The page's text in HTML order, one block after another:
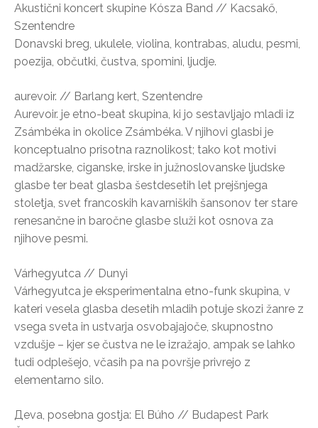
Akustični koncert skupine Kósza Band // Kacsakő,
Szentendre
Donavski breg, ukulele, violina, kontrabas, aludu, pesmi,
poezija, občutki, čustva, spomini, ljudje.
aurevoir. // Barlang kert, Szentendre
Aurevoir. je etno-beat skupina, ki jo sestavljajo mladi iz
Zsámbéka in okolice Zsámbéka. V njihovi glasbi je
konceptualno prisotna raznolikost; tako kot motivi
madžarske, ciganske, irske in južnoslovanske ljudske
glasbe ter beat glasba šestdesetih let prejšnjega
stoletja, svet francoskih kavarniških šansonov ter stare
renesančne in baročne glasbe služi kot osnova za
njihove pesmi.
Várhegyutca // Dunyi
Várhegyutca je eksperimentalna etno-funk skupina, v
kateri vesela glasba desetih mladih potuje skozi žanre z
vsega sveta in ustvarja osvobajajoče, skupnostno
vzdušje – kjer se čustva ne le izražajo, ampak se lahko
tudi odplešejo, včasih pa na površje privrejo z
elementarno silo.
Дeva, posebna gostja: El Búho // Budapest Park